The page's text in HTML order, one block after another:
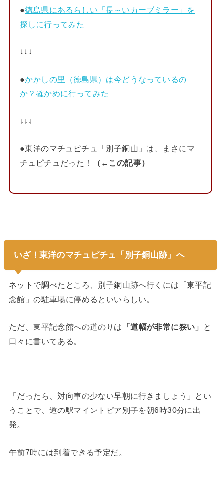
●徳島県にあるらしい「長～いカーブミラー」を
探しに行ってみた
↓↓↓
●かかしの里（徳島県）は今どうなっているの
か？確かめに行ってみた
↓↓↓
●東洋のマチュピチュ「別子銅山」は、まさにマ
チュピチュだった！
（←この記事）
いざ！東洋のマチュピチュ「別子銅山跡」へ
ネットで調べたところ、別子銅山跡へ行くには「東平記
念館」の駐車場に停めるといいらしい。
ただ、東平記念館への道のりは 「道幅が非常に狭い」
と
口々に書いてある。
「だったら、対向車の少ない早朝に行きましょう」とい
うことで、道の駅マイントピア別子を朝6時30分に出
発。
午前7時には到着できる予定だ。